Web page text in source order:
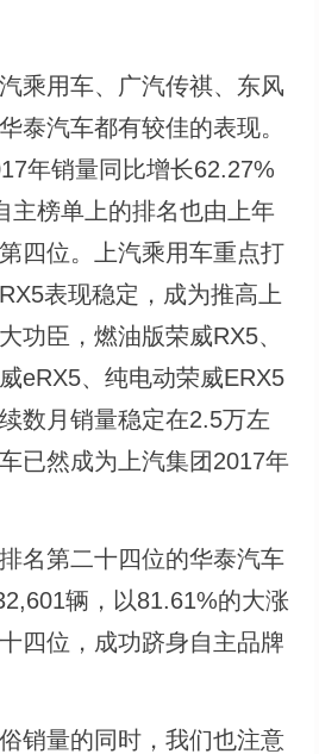
乘用车、广汽传祺、东风
泰汽车都有较佳的表现。
年销量同比增长62.27%
主榜单上的排名也由上年
四位。上汽乘用车重点打
表现稳定，成为推高上
功臣，燃油版荣威RX5、
eRX5、纯电动荣威ERX5
数月销量稳定在2.5万左
已然成为上汽集团2017年
名第二十四位的华泰汽车
辆，以81.61%的大涨
四位，成功跻身自主品牌
销量的同时，我们也注意